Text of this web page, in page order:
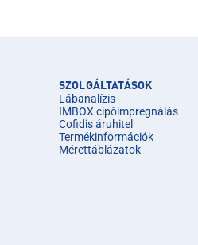
SZOLGÁLTATÁSOK
Lábanalízis
IMBOX cipőimpregnálás
Cofidis áruhitel
Termékinformációk
Mérettáblázatok